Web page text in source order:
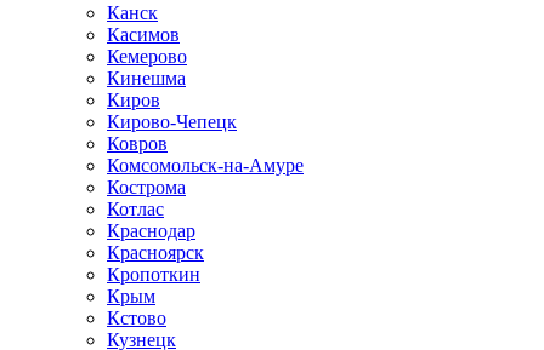
Канск
Касимов
Кемерово
Кинешма
Киров
Кирово-Чепецк
Ковров
Комсомольск-на-Амуре
Кострома
Котлас
Краснодар
Красноярск
Кропоткин
Крым
Кстово
Кузнецк